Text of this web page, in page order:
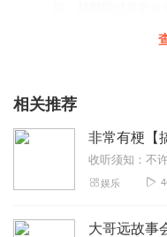
影，我都经过你的
好听好看(｡･ω･｡)ﾉ♡
黑化的DREAM
太好了！哈哈哈，牛
相关推荐
非常有梗【
娱乐
大哥远故事